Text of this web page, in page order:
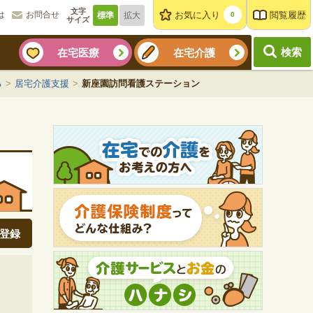
お問合せ
文字
サイズ
標準 拡大 お気に入り 0 閲覧履歴
在宅医療 在宅介護 検索
> 居宅介護支援 > 新座園訪問看護ステーション
登録